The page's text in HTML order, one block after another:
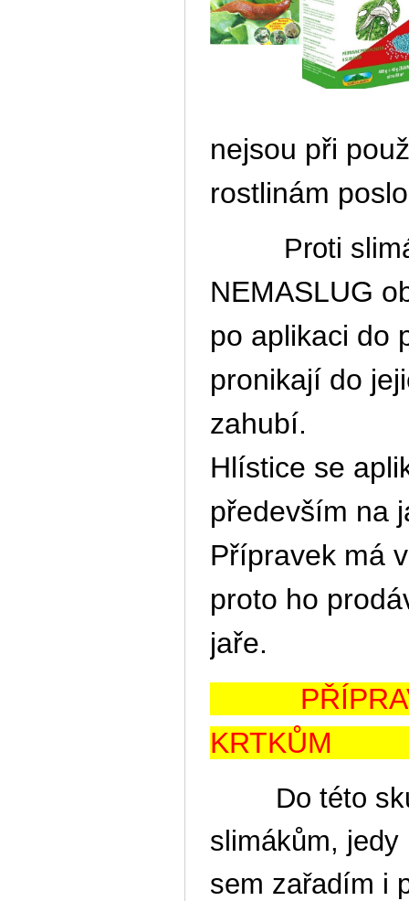
nejsou při
rostlinám
Proti
NEMASLUG
po aplikaci do
pronikají do
zahubí.
Hlístice se
především na
Přípravek má
proto ho
jaře.
Do této
slimákům,
sem zařadím i